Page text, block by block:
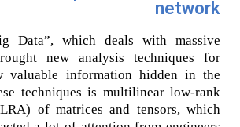
network
Data”, which deals with massive
new analysis techniques for
valuable information hidden in the
techniques is multilinear low-rank
of matrices and tensors, which